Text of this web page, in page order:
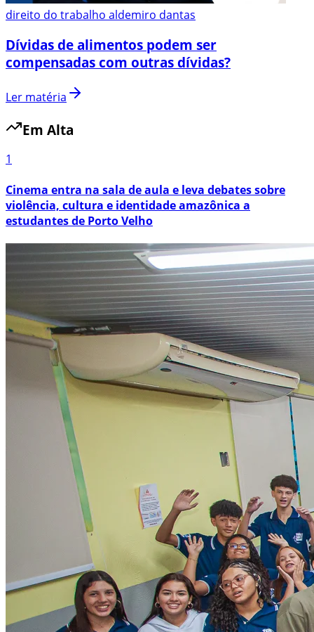
direito do trabalho aldemiro dantas
Dívidas de alimentos podem ser
compensadas com outras dívidas?
Ler matéria
Em Alta
1
Cinema entra na sala de aula e leva debates sobre
violência, cultura e identidade amazônica a
estudantes de Porto Velho